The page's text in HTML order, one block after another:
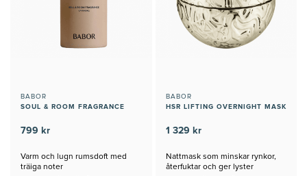
BABOR
SOUL & ROOM FRAGRANCE
799 kr
Varm och lugn rumsdoft med
träiga noter
BABOR
HSR LIFTING OVERNIGHT MASK
1 329 kr
Nattmask som minskar rynkor,
återfuktar och ger lyster